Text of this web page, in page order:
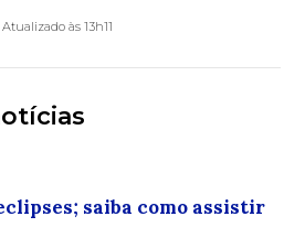
Atualizado às 13h11
saiba como assistir